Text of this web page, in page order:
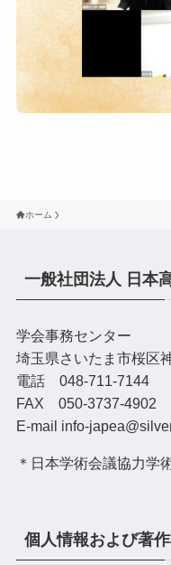
ホーム
一般社団法人 日本
学会事務センター
埼玉県さいたま市桜区
電話 048-711-7144 （
FAX 050-3737-4902
E-mail info-
＊日本学術会議協力学
個人情報および著